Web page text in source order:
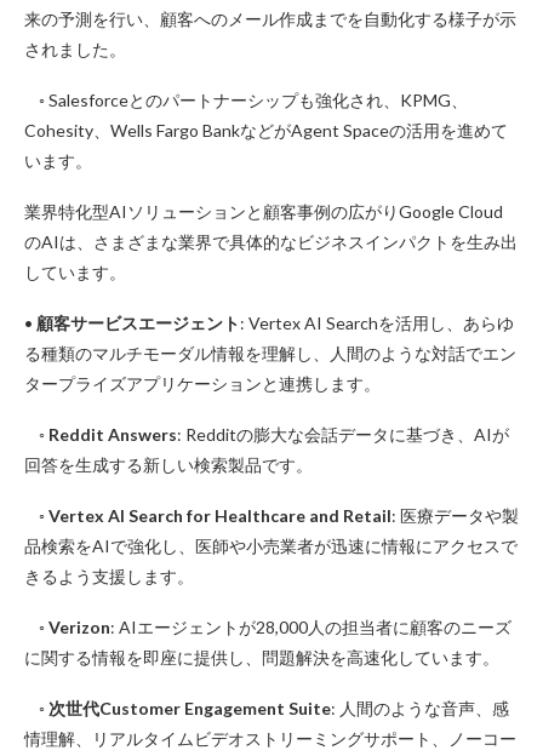
来の予測を行い、顧客へのメール作成までを自動化する様子が示
されました。
◦ Salesforceとのパートナーシップも強化され、KPMG、
Cohesity、Wells Fargo BankなどがAgent Spaceの活用を進めて
います。
業界特化型AIソリューションと顧客事例の広がりGoogle Cloud
のAIは、さまざまな業界で具体的なビジネスインパクトを生み出
しています。
• 顧客サービスエージェント: Vertex AI Searchを活用し、あらゆ
る種類のマルチモーダル情報を理解し、人間のような対話でエン
タープライズアプリケーションと連携します。
◦ Reddit Answers: Redditの膨大な会話データに基づき、AIが
回答を生成する新しい検索製品です。
◦Vertex AI Search for Healthcare and Retail: 医療データや製
品検索をAIで強化し、医師や小売業者が迅速に情報にアクセスで
きるよう支援します。
◦Verizon: AIエージェントが28,000人の担当者に顧客のニーズ
に関する情報を即座に提供し、問題解決を高速化しています。
◦次世代Customer Engagement Suite: 人間のような音声、感
情理解、リアルタイムビデオストリーミングサポート、ノーコー